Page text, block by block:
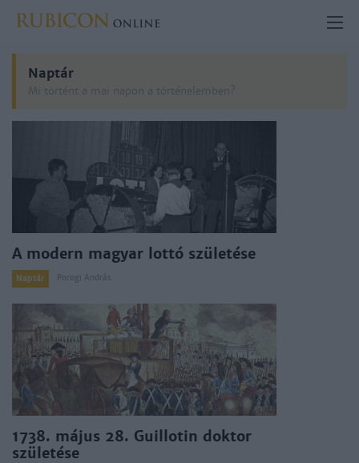
Naptár
Mi történt a mai napon a történelemben?
A modern magyar lottó születése
Naptár Porogi András
1738. május 28. Guillotin doktor
születése